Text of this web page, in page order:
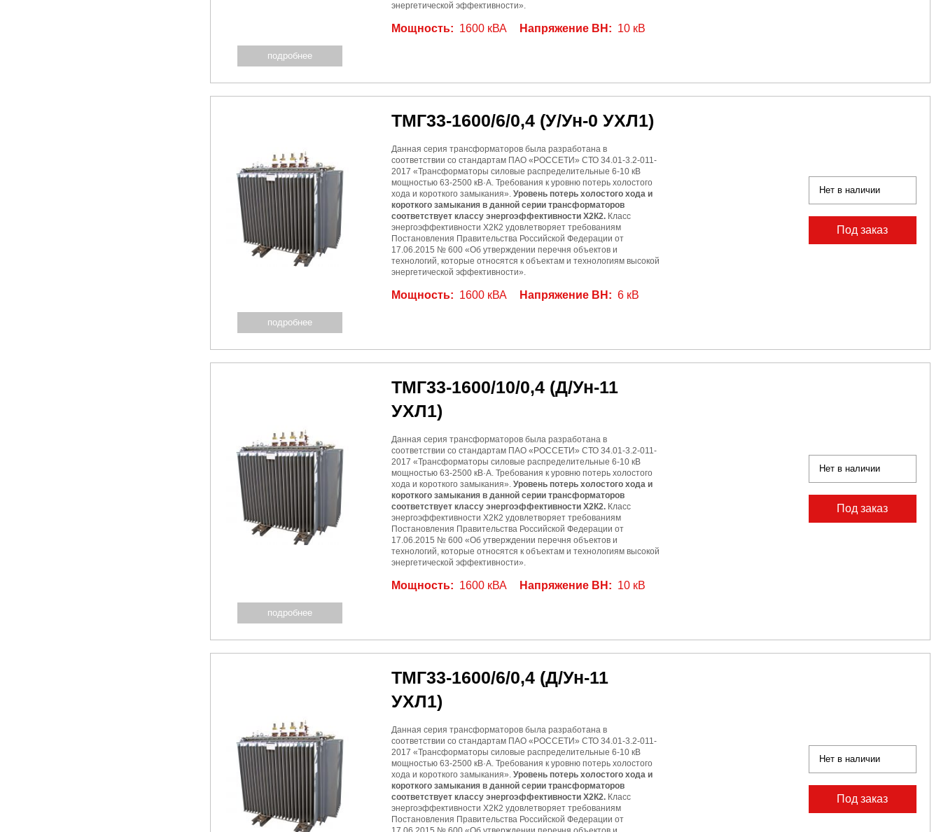
энергетической эффективности».
Мощность: 1600 кВА Напряжение ВН: 10 кВ
подробнее
ТМГ33-1600/6/0,4 (У/Ун-0 УХЛ1)
Данная серия трансформаторов была разработана в
соответствии со стандартам ПАО «РОССЕТИ» СТО 34.01-3.2-011-
2017 «Трансформаторы силовые распределительные 6-10 кВ
мощностью 63-2500 кВ·А. Требования к уровню потерь холостого
хода и короткого замыкания». Уровень потерь холостого хода и
короткого замыкания в данной серии трансформаторов
соответствует классу энергоэффективности Х2К2.Класс
энергоэффективности Х2К2 удовлетворяет требованиям
Постановления Правительства Российской Федерации от
17.06.2015 № 600 «Об утверждении перечня объектов и
технологий, которые относятся к объектам и технологиям высокой
энергетической эффективности».
Мощность: 1600 кВА Напряжение ВН: 6 кВ
Нет в наличии
Под заказ
подробнее
ТМГ33-1600/10/0,4 (Д/Ун-11
УХЛ1)
Данная серия трансформаторов была разработана в
соответствии со стандартам ПАО «РОССЕТИ» СТО 34.01-3.2-011-
2017 «Трансформаторы силовые распределительные 6-10 кВ
мощностью 63-2500 кВ·А. Требования к уровню потерь холостого
хода и короткого замыкания». Уровень потерь холостого хода и
короткого замыкания в данной серии трансформаторов
соответствует классу энергоэффективности Х2К2.Класс
энергоэффективности Х2К2 удовлетворяет требованиям
Постановления Правительства Российской Федерации от
17.06.2015 № 600 «Об утверждении перечня объектов и
технологий, которые относятся к объектам и технологиям высокой
энергетической эффективности».
Мощность: 1600 кВА Напряжение ВН: 10 кВ
Нет в наличии
Под заказ
подробнее
ТМГ33-1600/6/0,4 (Д/Ун-11
УХЛ1)
Данная серия трансформаторов была разработана в
соответствии со стандартам ПАО «РОССЕТИ» СТО 34.01-3.2-011-
2017 «Трансформаторы силовые распределительные 6-10 кВ
мощностью 63-2500 кВ·А. Требования к уровню потерь холостого
хода и короткого замыкания». Уровень потерь холостого хода и
короткого замыкания в данной серии трансформаторов
соответствует классу энергоэффективности Х2К2.Класс
энергоэффективности Х2К2 удовлетворяет требованиям
Постановления Правительства Российской Федерации от
Нет в наличии
Под заказ